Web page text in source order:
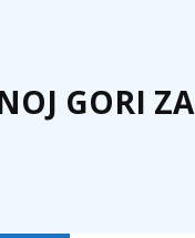
GORI ZA